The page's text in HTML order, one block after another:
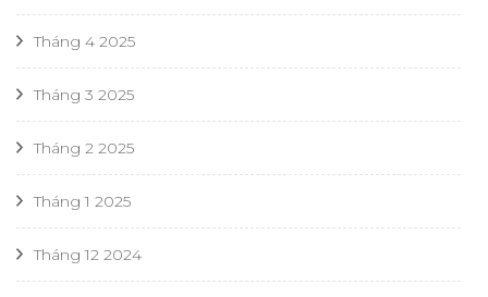
Tháng 4 2025
Tháng 3 2025
Tháng 2 2025
Tháng 1 2025
Tháng 12 2024